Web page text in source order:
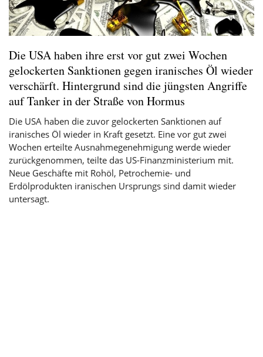
Die USA haben ihre erst vor gut zwei Wochen
gelockerten Sanktionen gegen iranisches Öl wieder
verschärft. Hintergrund sind die jüngsten Angriffe
auf Tanker in der Straße von Hormus
Die USA haben die zuvor gelockerten Sanktionen auf
iranisches Öl wieder in Kraft gesetzt. Eine vor gut zwei
Wochen erteilte Ausnahmegenehmigung werde wieder
zurückgenommen, teilte das US-Finanzministerium mit.
Neue Geschäfte mit Rohöl, Petrochemie- und
Erdölprodukten iranischen Ursprungs sind damit wieder
untersagt.